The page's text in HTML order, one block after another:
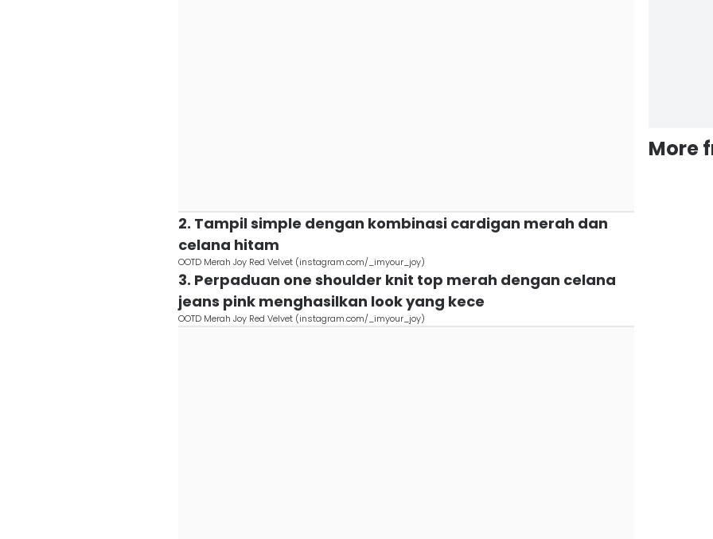
2. Tampil simple dengan kombinasi cardigan merah dan
celana hitam
OOTD Merah Joy Red Velvet (instagram.com/_imyour_joy)
3. Perpaduan one shoulder knit top merah dengan celana
jeans pink menghasilkan look yang kece
OOTD Merah Joy Red Velvet (instagram.com/_imyour_joy)
More